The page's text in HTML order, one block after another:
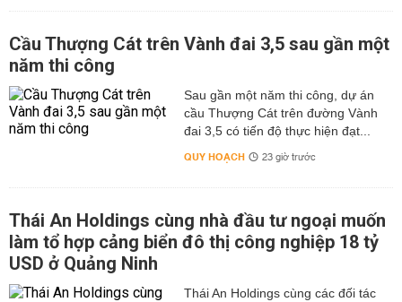
Cầu Thượng Cát trên Vành đai 3,5 sau gần một
năm thi công
Sau gần một năm thi công, dự án
cầu Thượng Cát trên đường Vành
đai 3,5 có tiến độ thực hiện đạt...
QUY HOẠCH 23 giờ trước
Thái An Holdings cùng nhà đầu tư ngoại muốn
làm tổ hợp cảng biển đô thị công nghiệp 18 tỷ
USD ở Quảng Ninh
Thái An Holdings cùng các đối tác